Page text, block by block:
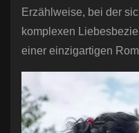
Erzählweise, bei der
komplexen
einer einzigartigen